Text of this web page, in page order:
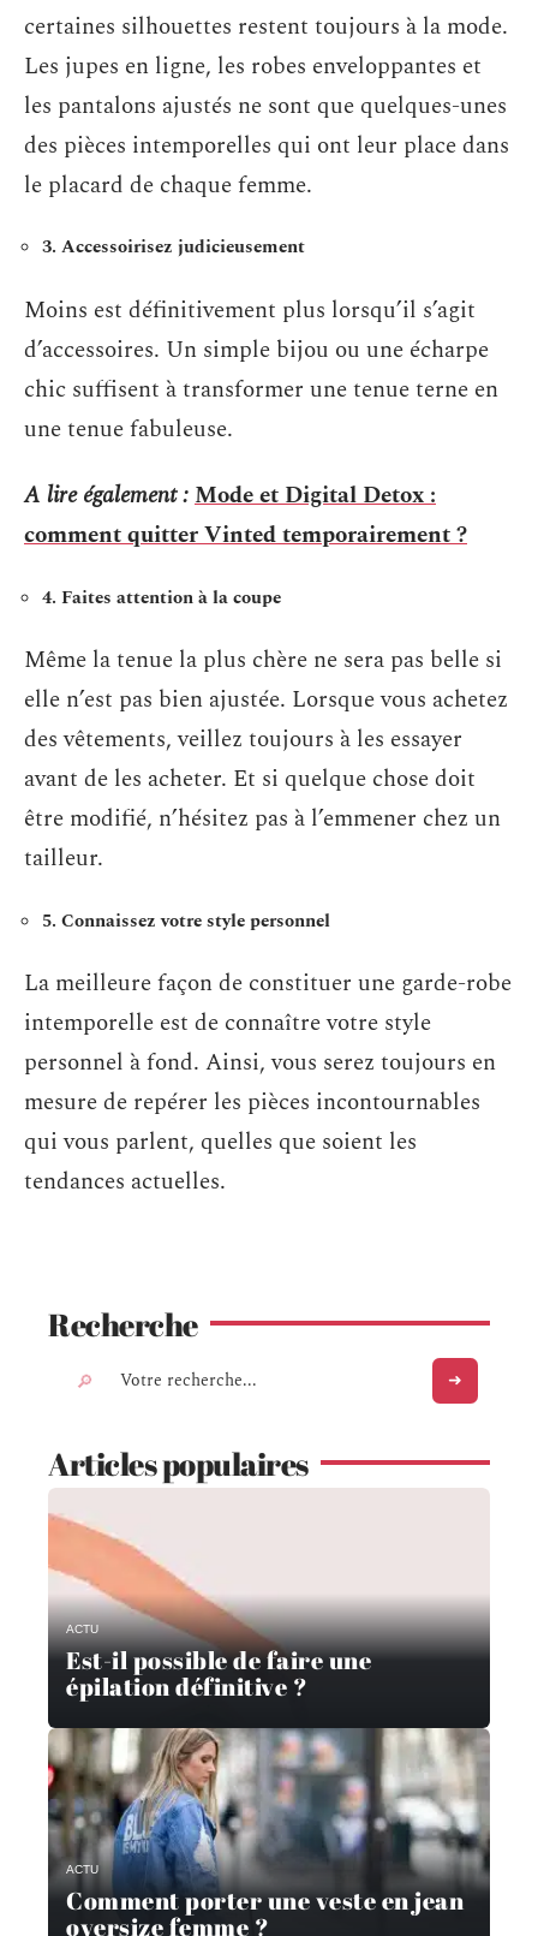
certaines silhouettes restent toujours à la mode.
Les jupes en ligne, les robes enveloppantes et
les pantalons ajustés ne sont que quelques-unes
des pièces intemporelles qui ont leur place dans
le placard de chaque femme.
3. Accessoirisez judicieusement
Moins est définitivement plus lorsqu’il s’agit
d’accessoires. Un simple bijou ou une écharpe
chic suffisent à transformer une tenue terne en
une tenue fabuleuse.
A lire également :Mode et Digital Detox :
comment quitter Vinted temporairement ?
4. Faites attention à la coupe
Même la tenue la plus chère ne sera pas belle si
elle n’est pas bien ajustée. Lorsque vous achetez
des vêtements, veillez toujours à les essayer
avant de les acheter. Et si quelque chose doit
être modifié, n’hésitez pas à l’emmener chez un
tailleur.
5. Connaissez votre style personnel
La meilleure façon de constituer une garde-robe
intemporelle est de connaître votre style
personnel à fond. Ainsi, vous serez toujours en
mesure de repérer les pièces incontournables
qui vous parlent, quelles que soient les
tendances actuelles.
Recherche
Articles populaires
ACTU
Est-il possible de faire une
épilation définitive ?
ACTU
Comment porter une veste en jean
oversize femme ?